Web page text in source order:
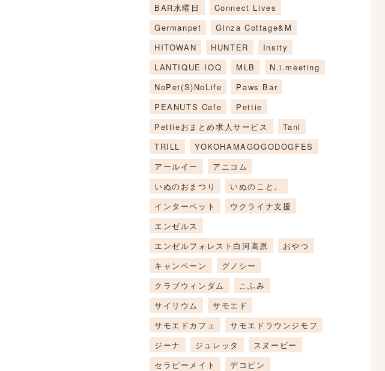
BAR水曜日
Connect Lives
Germanpet
Ginza Cottage&M
HITOWAN
HUNTER
Insity
LANTIQUE IOQ
MLB
N.i.meeting
NoPet(S)NoLife
Paws Bar
PEANUTS Cafe
Pettie
Pettieおまとめ求人サービス
Tani
TRILL
YOKOHAMAGOGODOGFES
アールイー
アニコム
いぬのおまつり
いぬのこと。
インターペット
ウクライナ支援
エンゼルス
エンゼルフォレスト白河高原
おやつ
キャンペーン
グノシー
クラブウィンダム
こふみ
サイリウム
サモエド
サモエドカフェ
サモエドラウンジモフ
ジーナ
ジュレッタ
スヌーピー
セラピーメイト
デコピン